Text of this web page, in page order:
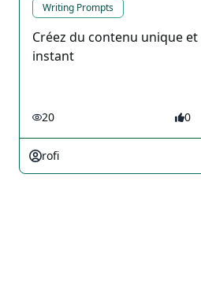
Writing Prompts
Créez du contenu unique
instant
20 0
rofi